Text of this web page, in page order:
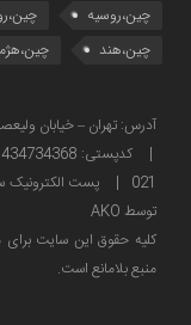
چین،روسیه
چین،هند
021 | پست الکترونیک سردبیر ایراس : sardabir@iras.ir |
توسط AKO
كليه حقوق این سایت
منبع بلامانع است.